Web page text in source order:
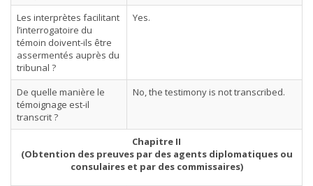
Les interprètes facilitant
l’interrogatoire du
témoin doivent-ils être
assermentés auprès du
tribunal ?
Yes.
De quelle manière le
témoignage est-il
transcrit ?
No, the testimony is not transcribed.
Chapitre II
(Obtention des preuves par des agents diplomatiques ou
consulaires et par des commissaires)